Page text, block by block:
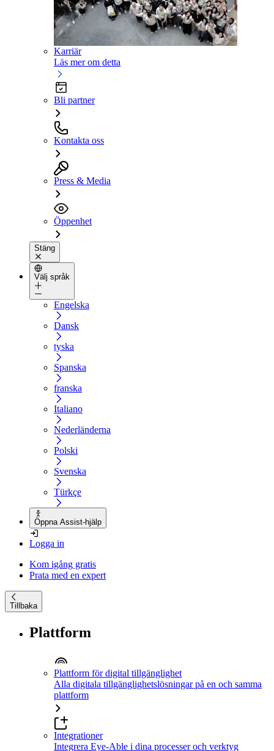
Karriär
Läs mer om detta
Bli partner
Kontakta oss
Press & Media
Öppenhet
Stäng
Välj språk
Engelska
Dansk
tyska
Spanska
franska
Italiano
Nederländerna
Polski
Svenska
Türkçe
Öppna Assist-hjälp
Logga in
Kom igång gratis
Prata med en expert
Tillbaka
Plattform
Plattform för digital tillgänglighet
Alla digitala tillgänglighetslösningar på en och samma
plattform
Integrationer
Integrera Eye-Able i dina processer och verktyg